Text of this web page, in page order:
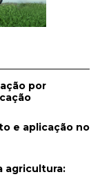
por
e aplicação no
agricultura: